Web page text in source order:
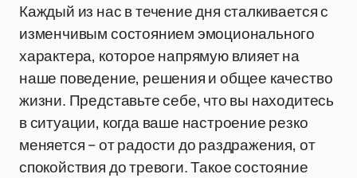
Каждый из нас в течение дня сталкивается с
изменчивым состоянием эмоционального
характера, которое напрямую влияет на
наше поведение, решения и общее качество
жизни. Представьте себе, что вы находитесь
в ситуации, когда ваше настроение резко
меняется – от радости до раздражения, от
спокойствия до тревоги. Такое состояние